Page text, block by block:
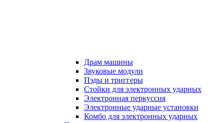
Драм машины
Звуковые модули
Пэды и триггеры
Стойки для электронных ударных
Электронная перкуссия
Электронные ударные установки
Комбо для электронных ударных